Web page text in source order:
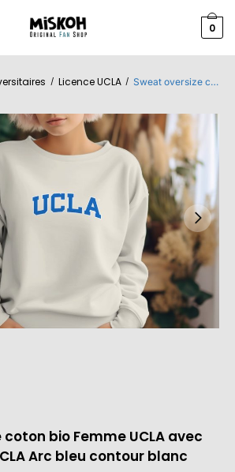
0
/ Licence UCLA / Sweat oversize coton bio Femme UCLA avec un design de UCLA Arc bleu contour blanc
bio Femme UCLA avec
Arc bleu contour blanc